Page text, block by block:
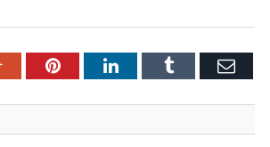
Google+PinterestLinkedInTumblr Email